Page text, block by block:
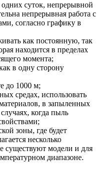
суток, непрерывной
непрерывная работа с
согласно графику в
как постоянную, так
находится в пределах
момента;
в одну сторону
до 1000 м;
средах, использовать
в запыленных
когда пыль
зоны, где будет
несколько
существуют модели и для
диапазоне.